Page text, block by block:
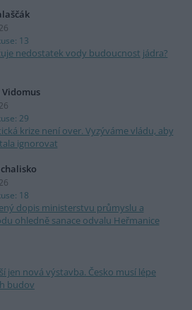
13
nedostatek vody budoucnost jádra?
Vidomus
29
krize není over. Vyzýváme vládu, aby
ignorovat
18
dopis ministerstvu průmyslu a
ohledně sanace odvalu Heřmanice
jen nová výstavba. Česko musí lépe
budov